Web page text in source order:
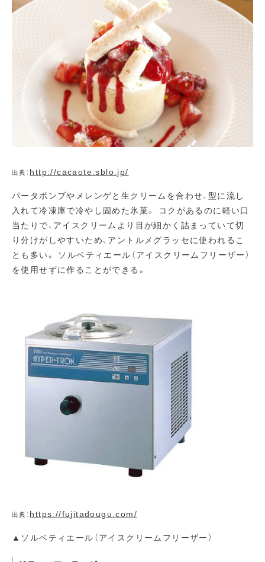
出典： http://cacaote.sblo.jp/
パータボンブやメレンゲと生クリームを合わせ、型に流し
入れて冷凍庫で冷やし固めた氷菓。 コクがあるのに軽い口
当たりで、アイスクリームより目が細かく詰まっていて切
り分けがしやすいため、アントルメグラッセに使われるこ
とも多い。 ソルベティエール（アイスクリームフリーザー）
を使用せずに作ることができる。
出典： https://fujitadougu.com/
▲ソルベティエール（アイスクリームフリーザー）